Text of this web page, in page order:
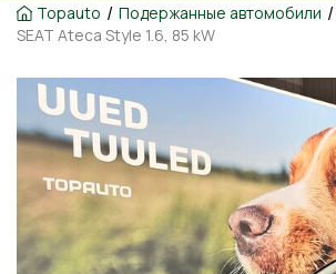
Topauto / Подержанные автомобили /
SEAT Ateca Style 1.6, 85 kW